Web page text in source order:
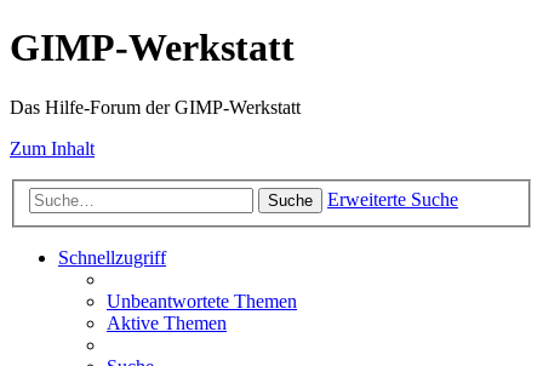
GIMP-Werkstatt
Das Hilfe-Forum der GIMP-Werkstatt
Zum Inhalt
Suche Erweiterte Suche
Schnellzugriff
Unbeantwortete Themen
Aktive Themen